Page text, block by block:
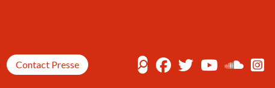
Contact Presse